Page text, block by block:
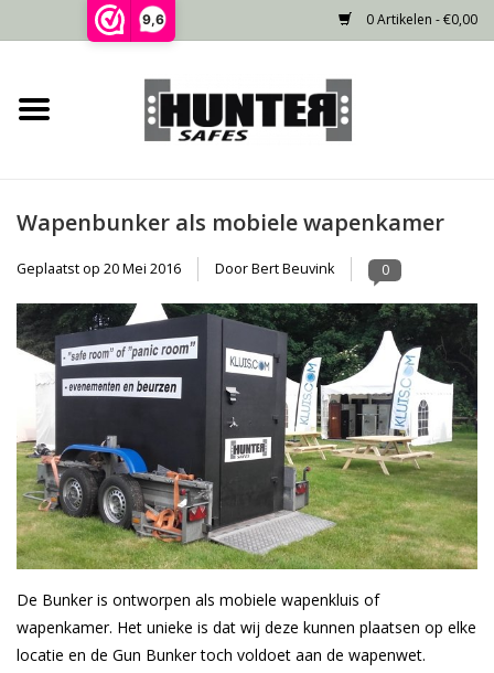
9,6 0 Artikelen - €0,00
Home
Gecertificeerd
Kluisdeur
Opties
Blog
Wapenbunker als mobiele wapenkamer
Geplaatst op 20 Mei 2016 Door Bert Beuvink 0
De Bunker is ontworpen als mobiele wapenkluis of
wapenkamer. Het unieke is dat wij deze kunnen plaatsen op elke
locatie en de Gun Bunker toch voldoet aan de wapenwet.